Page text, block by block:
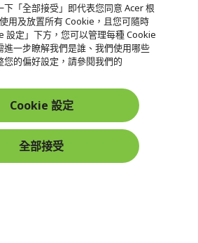
服務
宏碁網路商城
在社群上追蹤 Acer
「全部接受」即代表您同意 Acer 根
用及放置所有 Cookie，且您可隨時
設定」下方，您可以管理每種 Cookie
進一步瞭解我們是誰、我們使用哪些
的偏好設定，請參閱我們的
Cookie 設定
全部接受